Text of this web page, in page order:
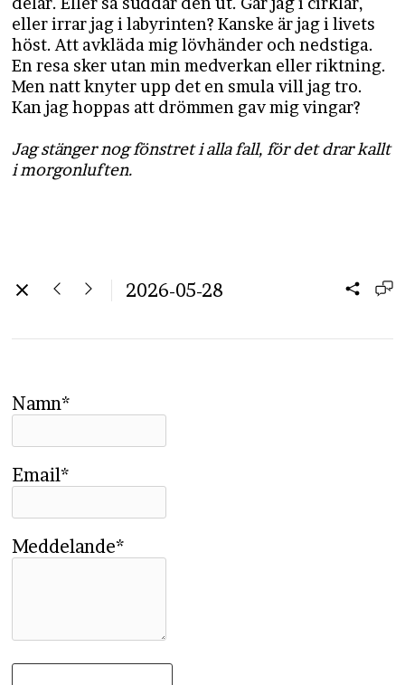
eller irrar jag i labyrinten? Kanske är jag i livets
höst. Att avkläda mig lövhänder och nedstiga.
En resa sker utan min medverkan eller riktning.
Men natt knyter upp det en smula vill jag tro.
Kan jag hoppas att drömmen gav mig vingar?
Jag stänger nog fönstret i alla fall, för det drar kallt
i morgonluften.
2026-05-28
Namn*
Email*
Meddelande*